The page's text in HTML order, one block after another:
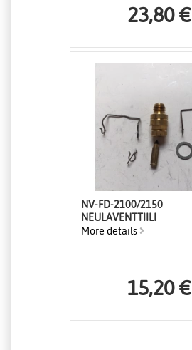
23,80 €
NV-FD-2100/2150
NEULAVENTTIILI
More details
15,20 €